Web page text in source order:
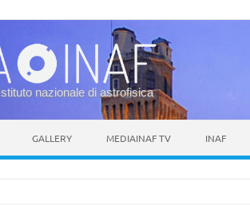
nazionale di astrofisica
GALLERY MEDIAINAF TV INAF